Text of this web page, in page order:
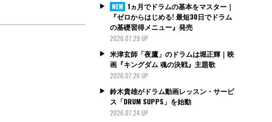
NEW 1ヵ月でドラムの基本をマスター｜
『ゼロからはじめる! 最短30日でドラム
の基礎習得メニュー』発売
2026.07.29 UP
米津玄師「夜鷹」のドラムは堀正輝｜映
画『キングダム 魂の決戦』主題歌
2026.07.26 UP
鈴木貴雄がドラム動画レッスン・サービ
ス「DRUM SUPPS」を始動
2026.07.24 UP